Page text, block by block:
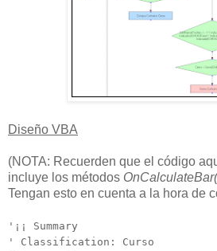
Diseño VBA
(NOTA: Recuerden que el código
incluye los métodos
Tengan esto en cuenta a la hora de
'¡¡ Summary
' Classification: Curso